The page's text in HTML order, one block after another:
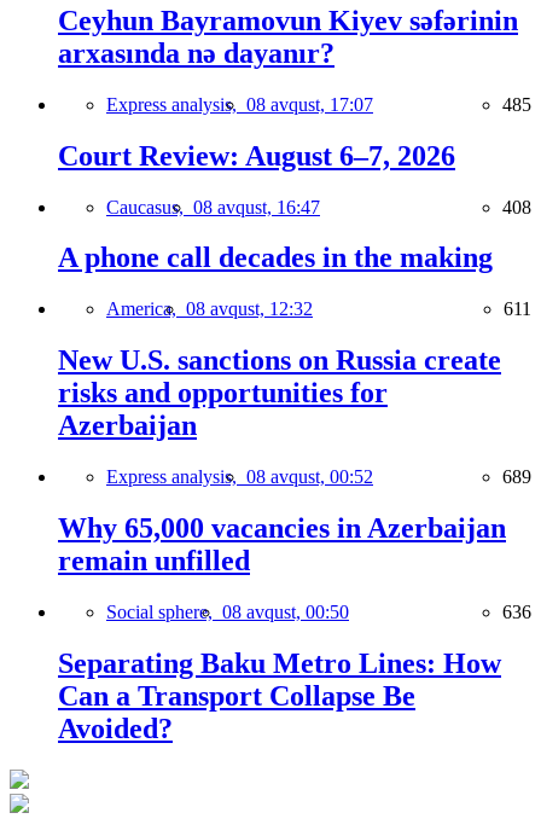
Ceyhun Bayramovun Kiyev səfərinin
arxasında nə dayanır?
Express analysis, 08 avqust, 17:07 485
Court Review: August 6–7, 2026
Caucasus, 08 avqust, 16:47 408
A phone call decades in the making
America, 08 avqust, 12:32 611
New U.S. sanctions on Russia create
risks and opportunities for
Azerbaijan
Express analysis, 08 avqust, 00:52 689
Why 65,000 vacancies in Azerbaijan
remain unfilled
Social sphere, 08 avqust, 00:50 636
Separating Baku Metro Lines: How
Can a Transport Collapse Be
Avoided?